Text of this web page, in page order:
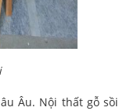
Âu. Nội thất gỗ sồi